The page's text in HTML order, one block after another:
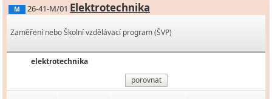
M 26-41-M/01 Elektrotechnika
Zaměření nebo Školní vzdělávací program (ŠVP)
elektrotechnika
porovnat